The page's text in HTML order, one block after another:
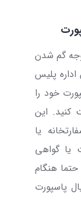
گم شدن
اداره پلیس
خود را
کنید. این
یا
یا گواهی
حتما هنگام
پاسپورت